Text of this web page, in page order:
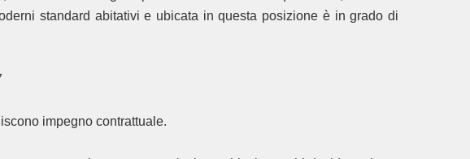
standard abitativi e ubicata in questa posizione è in grado di
impegno contrattuale.